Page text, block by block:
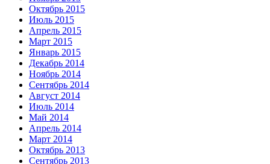
Октябрь 2015
Июль 2015
Апрель 2015
Март 2015
Январь 2015
Декабрь 2014
Ноябрь 2014
Сентябрь 2014
Август 2014
Июль 2014
Май 2014
Апрель 2014
Март 2014
Октябрь 2013
Сентябрь 2013